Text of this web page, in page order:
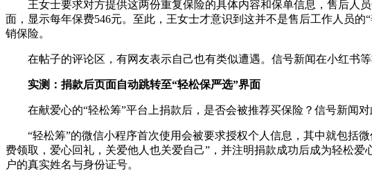
王女士要求对方提供这两份重复保险的具体内容和保单信息，售后人
面，显示每年保费546元。至此，王女士才意识到这并不是售后工作人员
销保险。
在帖子的评论区，有网友表示自己也有类似遭遇。信号新闻在小红书
实测：捐款后页面自动跳转至“轻松保严选”界面
在献爱心的“轻松筹”平台上捐款后，是否会被推荐买保险？信号新闻对
“轻松筹”的微信小程序首次使用会被要求授权个人信息，其中就包括
费领取，爱心回礼，关爱他人也关爱自己”，并注明捐款成功后成为轻松
户的真实姓名与身份证号。